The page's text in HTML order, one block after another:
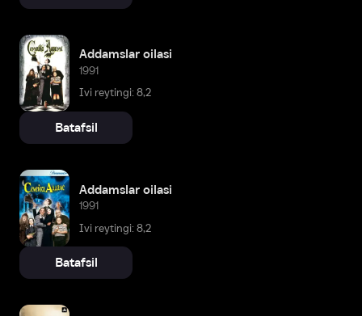
Addamslar oilasi
1991
Ivi reytingi: 8,2
Batafsil
Addamslar oilasi
1991
Ivi reytingi: 8,2
Batafsil